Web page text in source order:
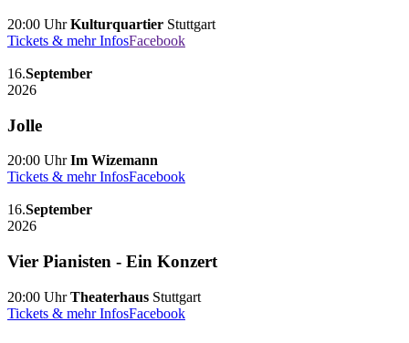
20:00 UhrKulturquartier Stuttgart
Tickets & mehr InfosFacebook
16.September
2026
Jolle
20:00 UhrIm Wizemann
Tickets & mehr InfosFacebook
16.September
2026
Vier Pianisten - Ein Konzert
20:00 UhrTheaterhaus Stuttgart
Tickets & mehr InfosFacebook